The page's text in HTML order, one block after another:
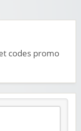
codes promo